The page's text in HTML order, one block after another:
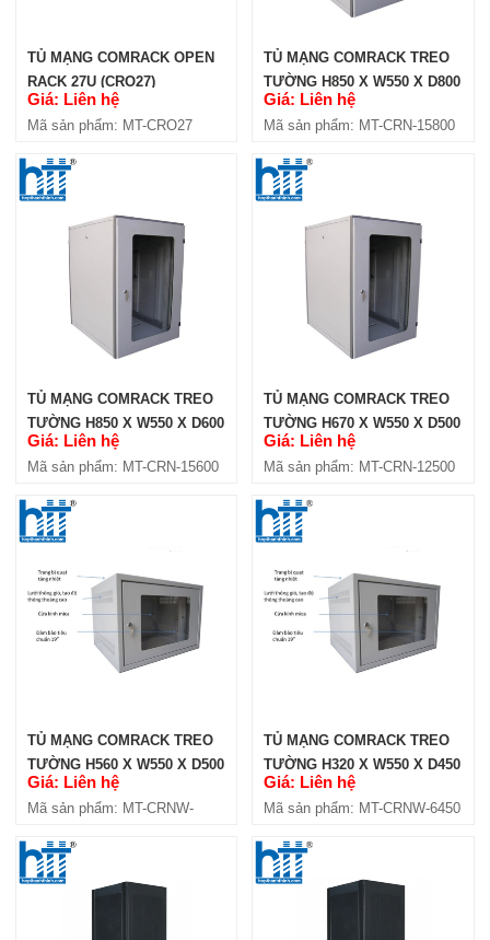
TỦ MẠNG COMRACK OPEN
RACK 27U (CRO27)
Giá: Liên hệ
Mã sản phẩm: MT-CRO27
TỦ MẠNG COMRACK TREO
TƯỜNG H850 X W550 X D800
(CRN-15800)
Giá: Liên hệ
Mã sản phẩm: MT-CRN-15800
TỦ MẠNG COMRACK TREO
TƯỜNG H850 X W550 X D600
(CRN-15600)
Giá: Liên hệ
Mã sản phẩm: MT-CRN-15600
TỦ MẠNG COMRACK TREO
TƯỜNG H670 X W550 X D500
(CRN-12500)
Giá: Liên hệ
Mã sản phẩm: MT-CRN-12500
TỦ MẠNG COMRACK TREO
TƯỜNG H560 X W550 X D500
(CRNW-10500)
Giá: Liên hệ
Mã sản phẩm: MT-CRNW-
TỦ MẠNG COMRACK TREO
TƯỜNG H320 X W550 X D450
(CRNW-6450)
Giá: Liên hệ
Mã sản phẩm: MT-CRNW-6450